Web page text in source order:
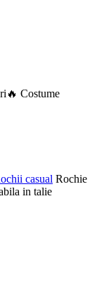
🔥 Costume
casual Rochie
in talie